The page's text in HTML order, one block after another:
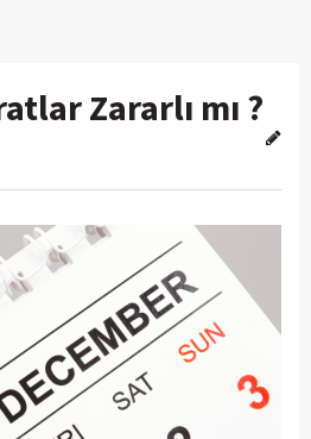
Zararlı mı ?